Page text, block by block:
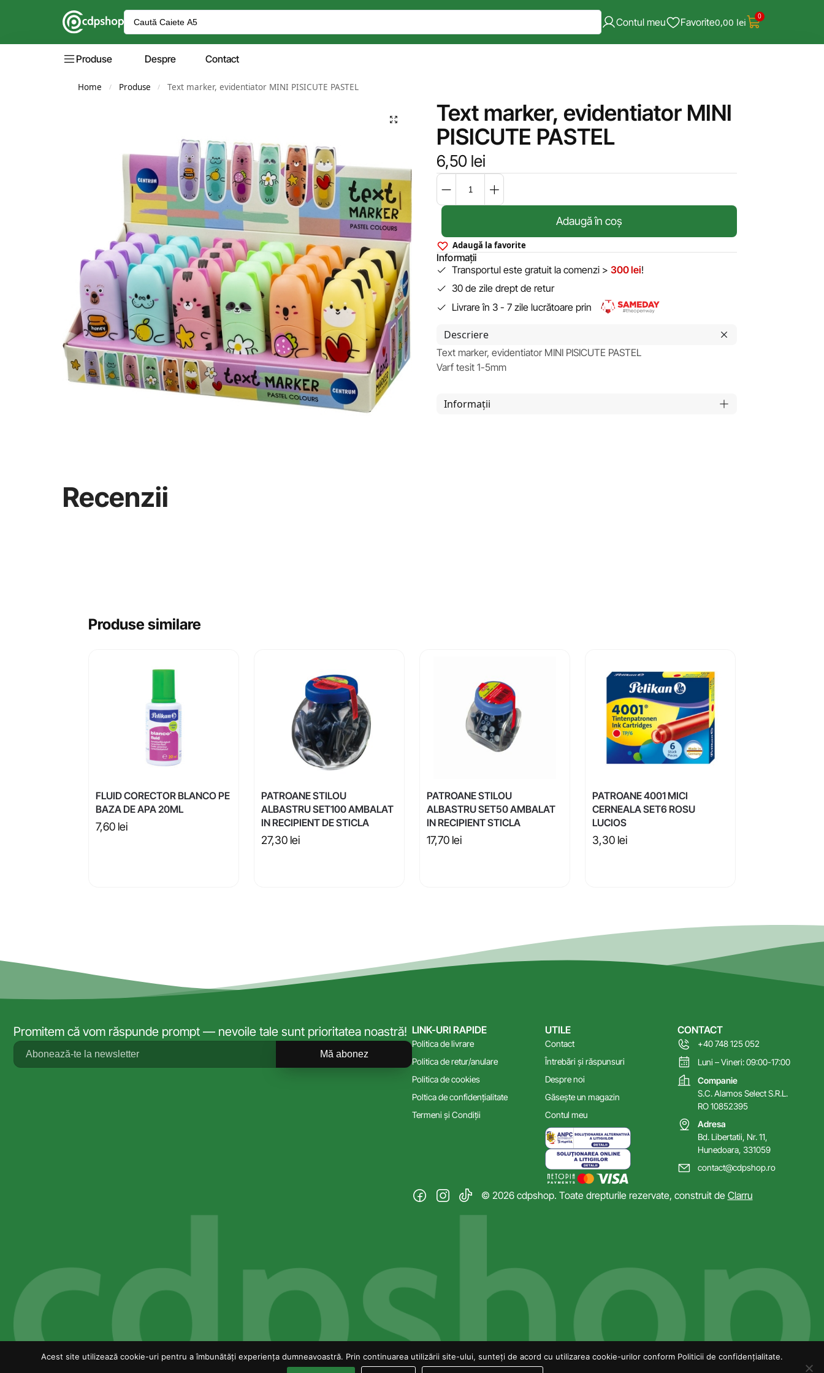
Contul meu Favorite0,00 lei 0
Produse Despre Contact
Home / Produse / Text marker, evidentiator MINI PISICUTE PASTEL
Text marker, evidentiator MINI
PISICUTE PASTEL
6,50 lei
Adaugă în coș
Adaugă la favorite
Informații
Transportul este gratuit la comenzi > 300 lei!
30 de zile drept de retur
Livrare în 3 - 7 zile lucrătoare prin
Descriere
Text marker, evidentiator MINI PISICUTE PASTEL
Varf tesit 1-5mm
Informații
Recenzii
Produse similare
FLUID CORECTOR BLANCO PE
BAZA DE APA 20ML
7,60 lei
PATROANE STILOU
ALBASTRU SET100 AMBALAT
IN RECIPIENT DE STICLA
27,30 lei
PATROANE STILOU
ALBASTRU SET50 AMBALAT
IN RECIPIENT STICLA
17,70 lei
PATROANE 4001 MICI
CERNEALA SET6 ROSU
LUCIOS
3,30 lei
Promitem că vom răspunde prompt — nevoile tale sunt prioritatea noastră!
Mă abonez
LINK-URI RAPIDE
Politica de livrare
Politica de retur/anulare
Politica de cookies
Poltica de confidențialitate
Termeni și Condiții
UTILE
Contact
Întrebări și răspunsuri
Despre noi
Găsește un magazin
Contul meu
CONTACT
+40 748 125 052
Luni – Vineri: 09:00-17:00
Companie
S.C. Alamos Select S.R.L.
RO 10852395
Adresa
Bd. Libertatii, Nr. 11,
Hunedoara, 331059
contact@cdpshop.ro
© 2026 cdpshop. Toate drepturile rezervate, construit de Clarru
Acest site utilizează cookie-uri pentru a îmbunătăți experiența dumneavoastră. Prin continuarea utilizării site-ului, sunteți de acord cu utilizarea cookie-urilor conform Politicii de confidențialitate.